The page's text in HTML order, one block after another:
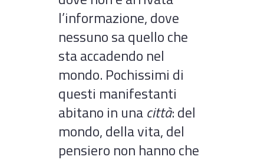
l’informazione, dove
nessuno sa quello che
sta accadendo nel
mondo. Pochissimi di
questi manifestanti
abitano in unacittà: del
mondo, della vita, del
pensiero non hanno che